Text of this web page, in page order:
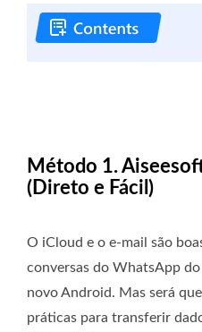
Método 1.
(Direto e Fácil)
O iCloud e o e-mail são
conversas do WhatsApp
novo Android. Mas será
práticas para transferir